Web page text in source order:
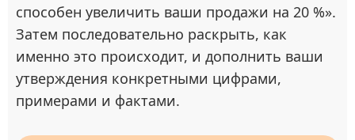
способен увеличить ваши продажи на 20 %».
Затем последовательно раскрыть, как
именно это происходит, и дополнить ваши
утверждения конкретными цифрами,
примерами и фактами.